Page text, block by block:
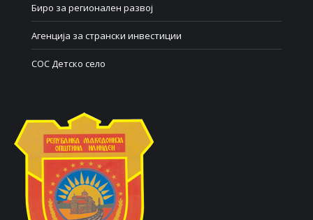
Биро за регионален развој
Агенција за странски инвестиции
СОС Детско село